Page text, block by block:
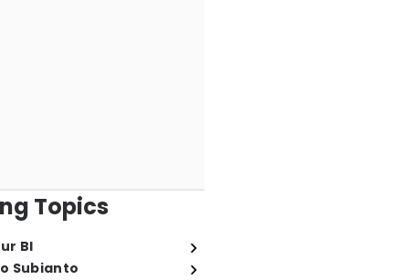
Topics
BI
Subianto